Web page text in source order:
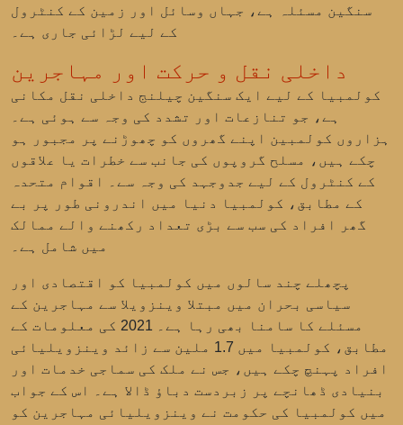
سنگین مسئلہ ہے، جہاں وسائل اور زمین کے کنٹرول
کے لیے لڑائی جاری ہے۔
داخلی نقل و حرکت اور مہاجرین
کولمبیا کے لیے ایک سنگین چیلنج داخلی نقل مکانی
ہے، جو تنازعات اور تشدد کی وجہ سے ہوئی ہے۔
ہزاروں کولمبین اپنے گھروں کو چھوڑنے پر مجبور ہو
چکے ہیں، مسلح گروپوں کی جانب سے خطرات یا علاقوں
کے کنٹرول کے لیے جدوجہد کی وجہ سے۔ اقوام متحدہ
کے مطابق، کولمبیا دنیا میں اندرونی طور پر بے
گھر افراد کی سب سے بڑی تعداد رکھنے والے ممالک
میں شامل ہے۔
پچھلے چند سالوں میں کولمبیا کو اقتصادی اور
سیاسی بحران میں مبتلا وینزویلا سے مہاجرین کے
مسئلے
کا سامنا بھی رہا ہے۔ 2021 کی معلومات کے
مطابق، کولمبیا میں 1.7 ملین سے زائد وینزویلیائی
افراد پہنچ چکے ہیں، جس نے ملک کی سماجی خدمات اور
بنیادی ڈھانچے پر زبردست دباؤ ڈالا ہے۔ اس کے جواب
میں کولمبیا کی حکومت نے وینزویلیائی مہاجرین کو